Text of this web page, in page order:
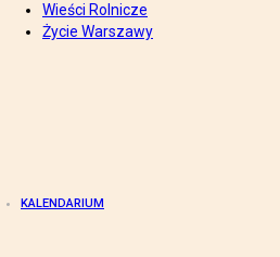
Wieści Rolnicze
Życie Warszawy
KALENDARIUM